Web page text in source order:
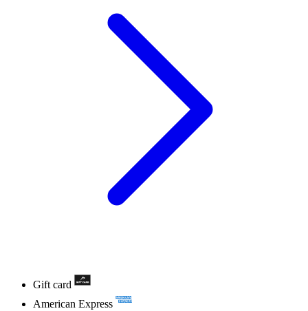
Gift card
American Express